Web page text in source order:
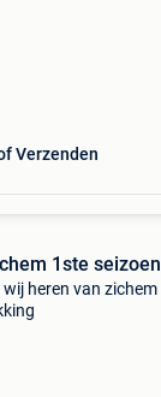
Verzenden
1ste seizoen
heren van zichem